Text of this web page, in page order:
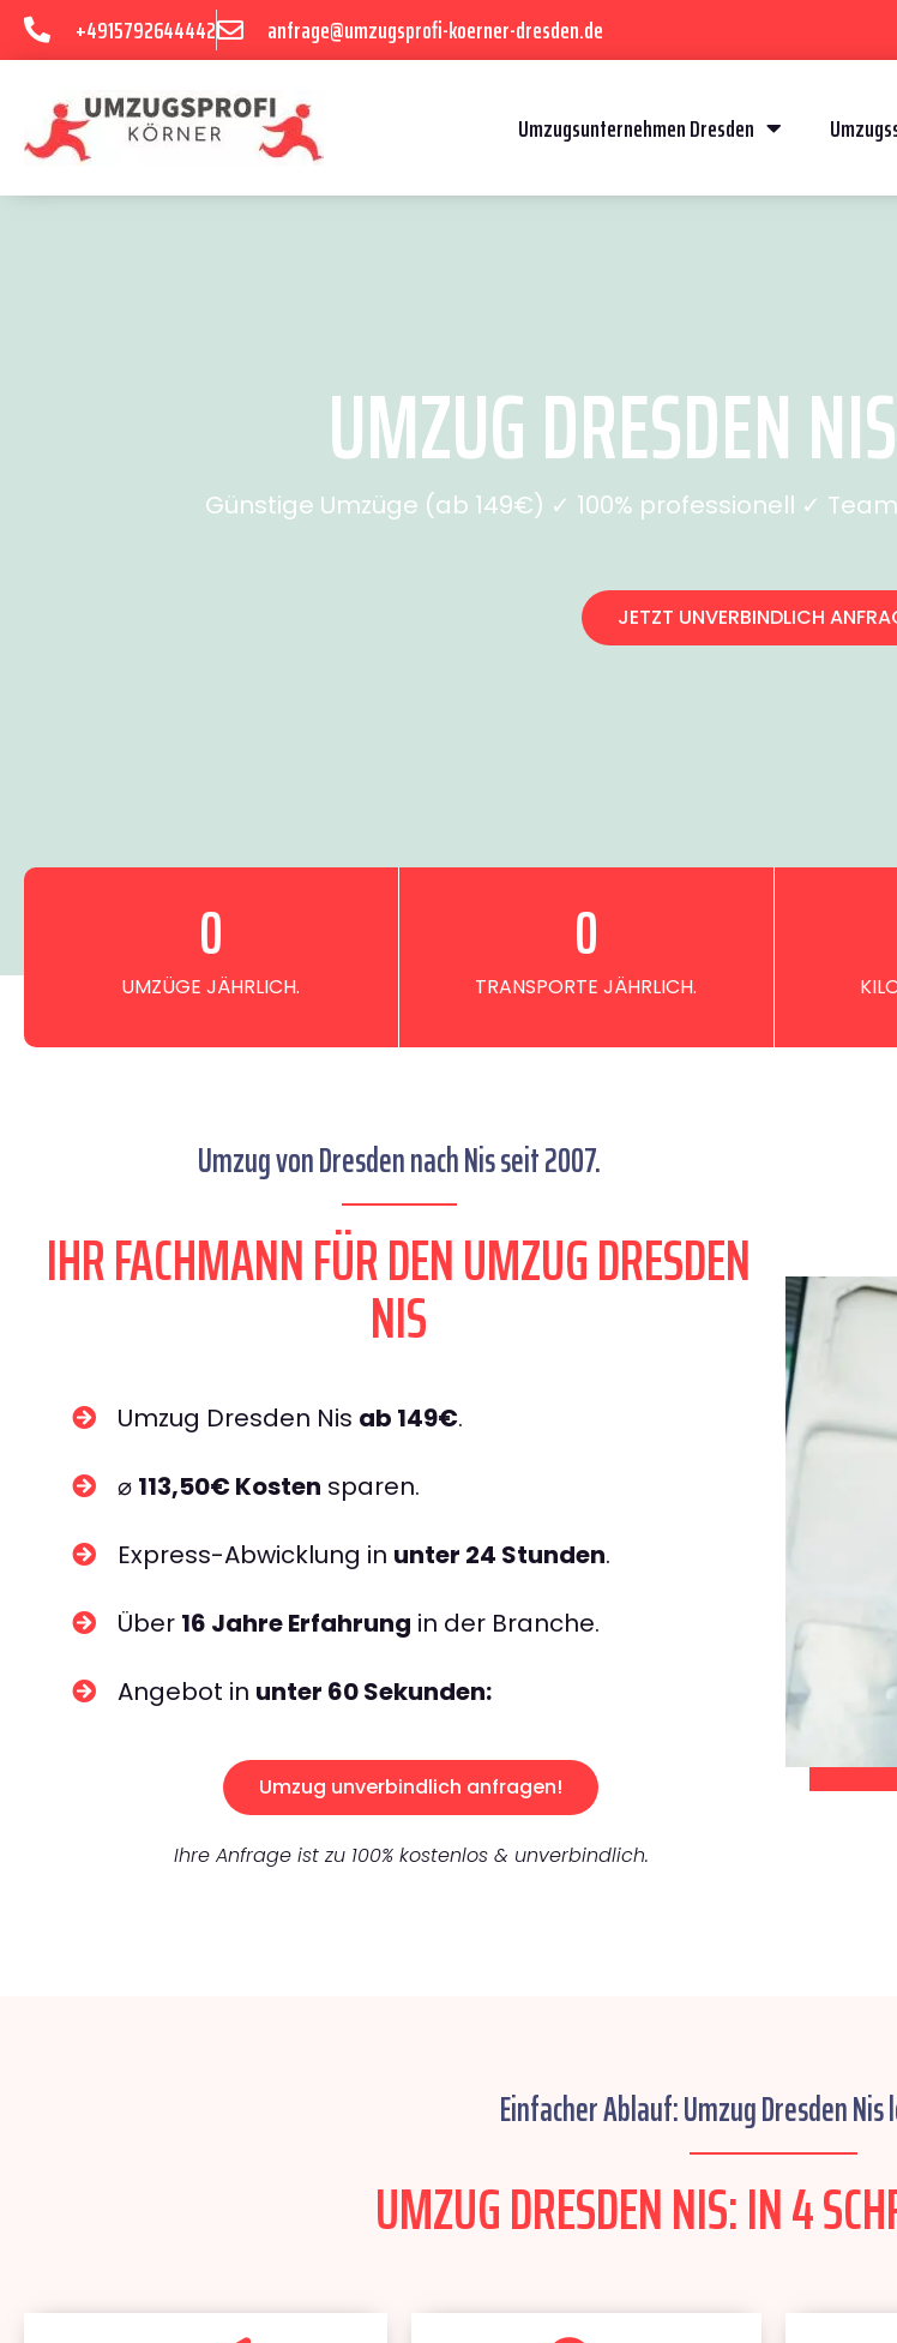
+4915792644442 anfrage@umzugsprofi-koerner-dresden.de
Umzugsunternehmen Dresden
UMZUG DRESDEN
Günstige Umzüge (ab 149€) ✓ 100% professionell ✓
JETZT UNVERBINDLICH
UMZÜGE JÄHRLICH.
0
TRANSPORTE JÄHRLICH.
0
Umzug von Dresden nach Nis seit 2007.
IHR FACHMANN FÜR DEN UMZUG DRESDEN
NIS
Umzug Dresden Nis ab 149€.
⌀ 113,50€ Kosten sparen.
Express-Abwicklung in unter 24 Stunden.
Über 16 Jahre Erfahrung in der Branche.
Angebot in unter 60 Sekunden:
Umzug unverbindlich anfragen!
Ihre Anfrage ist zu 100% kostenlos & unverbindlich.
Einfacher Ablauf: Umzug Dresden
UMZUG DRESDEN NIS: IN 4